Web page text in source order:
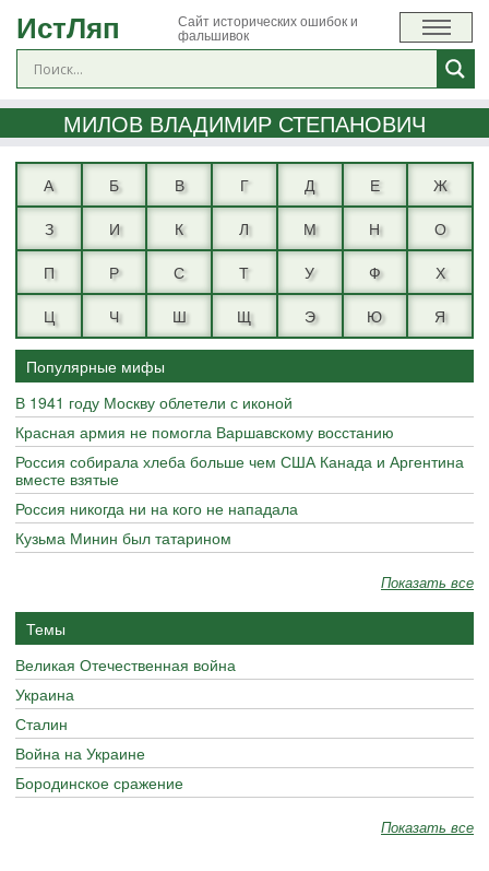
ИстЛяп Сайт исторических ошибок и
фальшивок
МИЛОВ ВЛАДИМИР СТЕПАНОВИЧ
А Б В Г Д Е
Ж
З
И К Л М Н
О
П
Р С Т У Ф
Х
Ц
Ч Ш Щ Э Ю Я
Популярные мифы
В 1941 году Москву облетели с иконой
Красная армия не помогла Варшавскому восстанию
Россия собирала хлеба больше чем США Канада и Аргентина
вместе взятые
Россия никогда ни на кого не нападала
Кузьма Минин был татарином
Показать все
Темы
Великая Отечественная война
Украина
Сталин
Война на Украине
Бородинское сражение
Показать все